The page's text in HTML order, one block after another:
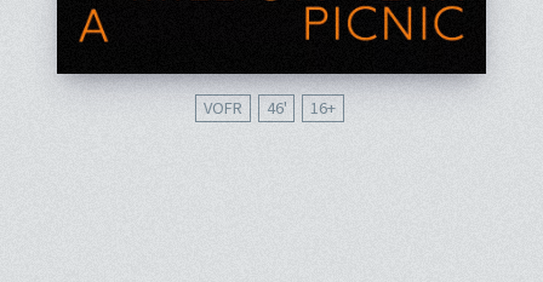
VOFR 46' 16